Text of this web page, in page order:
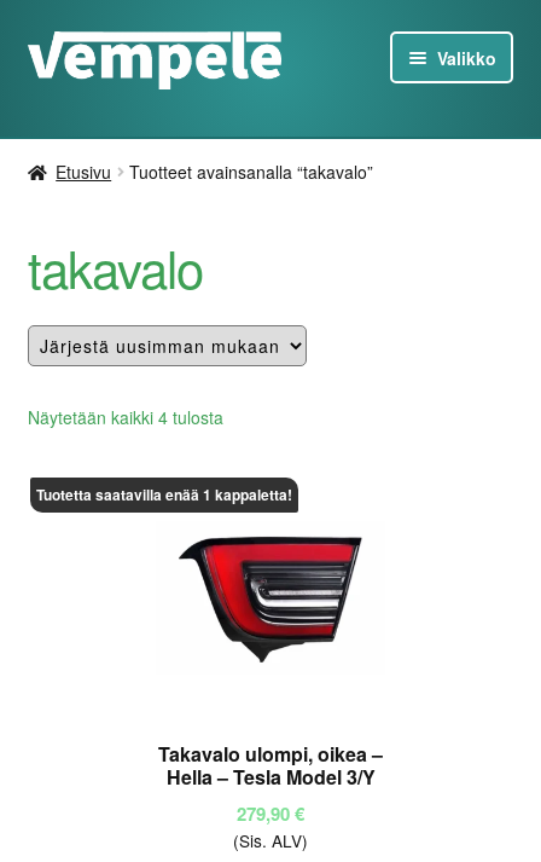
Siirry
navigointiin
Siirry
sisältöön
Valikko
Tarjoukset
Tietoa
Etusivu Tuotteet avainsanalla “takavalo”
takavalo
Näytetään kaikki 4 tulostaLajiteltu
Tuotetta saatavilla enää 1 kappaletta!
Takavalo ulompi, oikea –
Hella – Tesla Model 3/Y
279,90€
(Sis. ALV)